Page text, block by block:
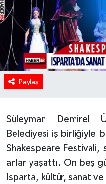
Paylaş
Süleyman Demirel
Belediyesi iş birliğiyle
Shakespeare Festivali,
anlar yaşattı. On beş
Isparta, kültür, sanat
KÜLTÜR SANAT
MAGAZİN
Oyun
POLİTİKA
RESMİ İLANLAR
SAĞLIK
Spor